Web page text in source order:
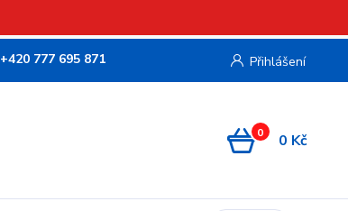
Přihlášení
+420 777 695 871
0 0 Kč